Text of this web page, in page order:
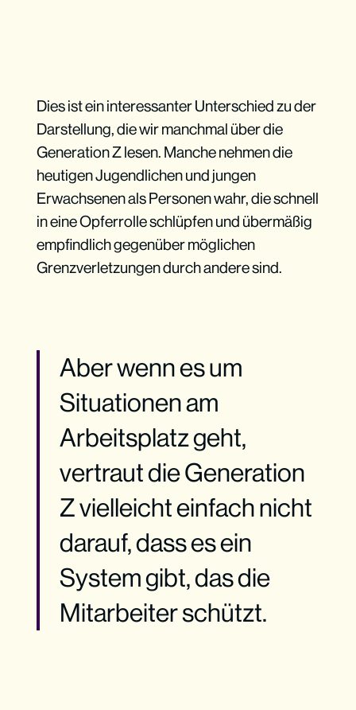
Dies ist ein interessanter Unterschied zu der
Darstellung, die wir manchmal über die
Generation Z lesen. Manche nehmen die
heutigen Jugendlichen und jungen
Erwachsenen als Personen wahr, die schnell
in eine Opferrolle schlüpfen und übermäßig
empfindlich gegenüber möglichen
Grenzverletzungen durch andere sind.
Aber wenn es um
Situationen am
Arbeitsplatz geht,
vertraut die Generation
Z vielleicht einfach nicht
darauf, dass es ein
System gibt, das die
Mitarbeiter schützt.